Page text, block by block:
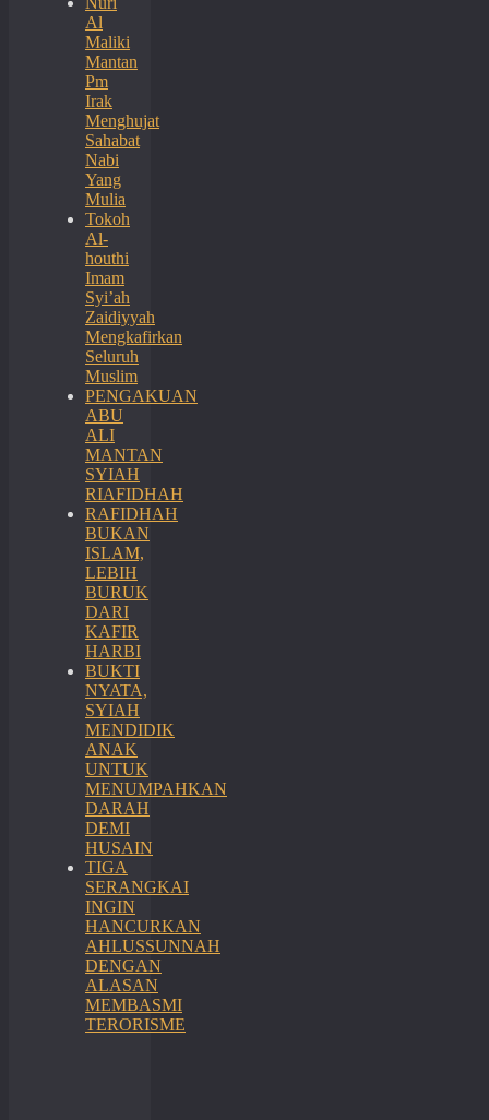
Al
Maliki
Mantan
Pm
Irak
Menghujat
Sahabat
Nabi
Yang
Mulia
Tokoh
Al-
houthi
Imam
Syi’ah
Zaidiyyah
Mengkafirkan
Seluruh
Muslim
PENGAKUAN
ABU
ALI
MANTAN
SYIAH
RIAFIDHAH
RAFIDHAH
BUKAN
ISLAM,
LEBIH
BURUK
DARI
KAFIR
HARBI
BUKTI
NYATA,
SYIAH
MENDIDIK
ANAK
UNTUK
MENUMPAHKAN
DARAH
DEMI
HUSAIN
TIGA
SERANGKAI
INGIN
HANCURKAN
AHLUSSUNNAH
DENGAN
ALASAN
MEMBASMI
TERORISME